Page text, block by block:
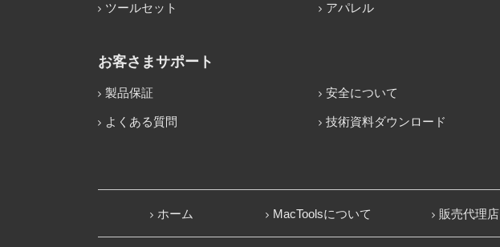
ツールセット アパレル
お客さまサポート
製品保証 安全について
よくある質問 技術資料ダウンロード
ホーム MacToolsについて 販売代理店